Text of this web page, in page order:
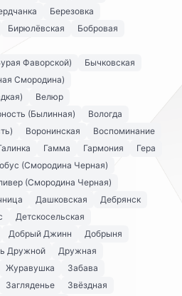
Березовка
Бирюлёвская
Бобровая
Фаворской)
Бычковская
Смородина)
Велюр
(Былинная)
Вологда
Воронинская
Воспоминание
Гамма Гармония
Гера
(Смородина Черная)
(Смородина Черная)
Дашковская
Дебрянск
Детскосельская
Добрый Джинн
Добрыня
Дружной
Дружная
Журавушка
Забава
Загляденье
Звёздная